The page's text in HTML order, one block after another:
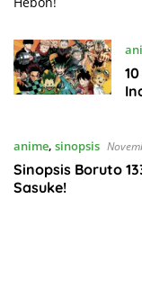
anime, sinopsis
Sinopsis Boruto
Sasuke!